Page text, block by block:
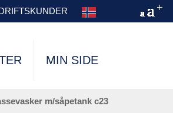
MIN SIDE
m/såpetank c23